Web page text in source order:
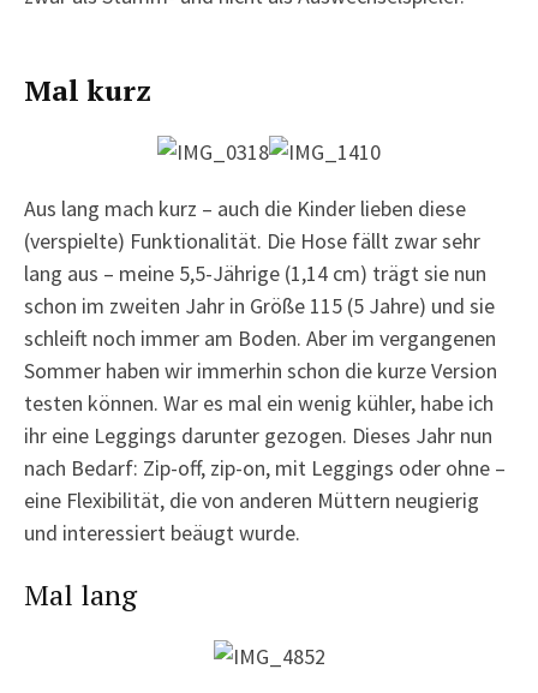
Mal kurz
Aus lang mach kurz – auch die Kinder lieben diese
(verspielte) Funktionalität. Die Hose fällt zwar sehr
lang aus – meine 5,5-Jährige (1,14 cm) trägt sie nun
schon im zweiten Jahr in Größe 115 (5 Jahre) und sie
schleift noch immer am Boden. Aber im vergangenen
Sommer haben wir immerhin schon die kurze Version
testen können. War es mal ein wenig kühler, habe ich
ihr eine Leggings darunter gezogen. Dieses Jahr nun
nach Bedarf: Zip-off, zip-on, mit Leggings oder ohne –
eine Flexibilität, die von anderen Müttern neugierig
und interessiert beäugt wurde.
Mal lang